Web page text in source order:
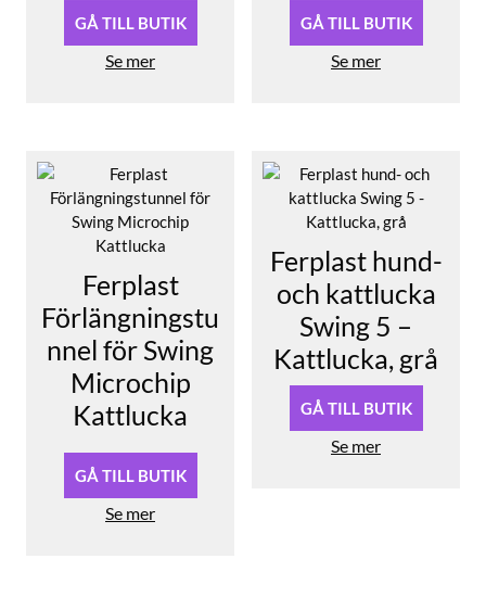
GÅ TILL BUTIK
Se mer
GÅ TILL BUTIK
Se mer
Ferplast
Förlängningstu
nnel för Swing
Microchip
Kattlucka
GÅ TILL BUTIK
Se mer
Ferplast hund-
och kattlucka
Swing 5 –
Kattlucka, grå
GÅ TILL BUTIK
Se mer